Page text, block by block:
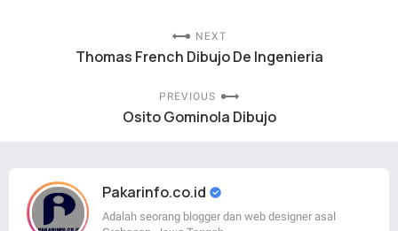
NEXT
Thomas French Dibujo De Ingenieria
PREVIOUS
Osito Gominola Dibujo
Pakarinfo.co.id
Adalah seorang blogger dan web designer asal